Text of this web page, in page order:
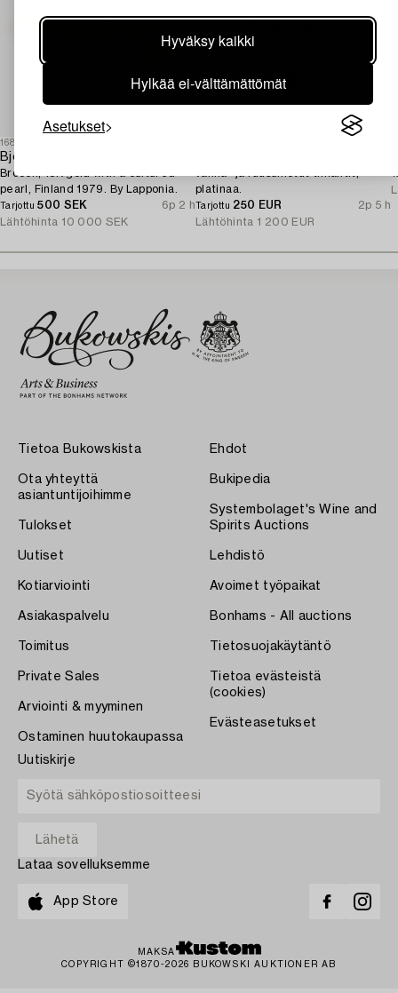
Hyväksy kaikki
Hylkää ei-välttämättömät
Asetukset
1688060
Björn Weckström
Brooch, 18K gold with a cultured
pearl, Finland 1979. By Lapponia.
Tarjottu500 SEK
6p 2 h
Lähtöhinta 10 000 SEK
platinaa.
Tarjottu 250 EUR
2p 5 h
Lähtöhinta 1 200 EUR
Tietoa Bukowskista
Ota yhteyttä
asiantuntijoihimme
Tulokset
Uutiset
Kotiarviointi
Asiakaspalvelu
Toimitus
Private Sales
Arviointi & myyminen
Ostaminen huutokaupassa
Ehdot
Bukipedia
Systembolaget's Wine and
Spirits Auctions
Lehdistö
Avoimet työpaikat
Bonhams - All auctions
Tietosuojakäytäntö
Tietoa evästeistä
(cookies)
Evästeasetukset
Uutiskirje
Lataa sovelluksemme
App Store
MAKSA
COPYRIGHT ©1870-2026 BUKOWSKI AUKTIONER AB